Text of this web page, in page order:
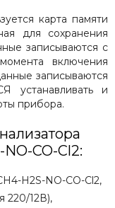
карта памяти
для сохранения
записываются с
включения
записываются
устанавливать и
прибора.
CO-Cl2:
H2S-NO-CO-Cl2,
220/12В),